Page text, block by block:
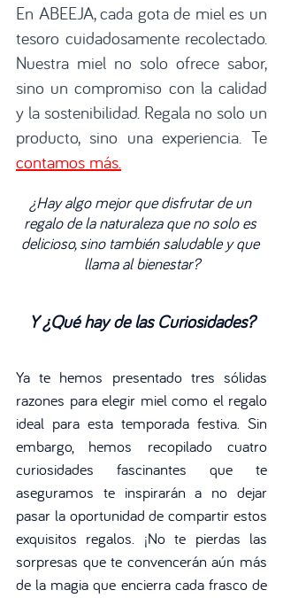
En ABEEJA, cada gota de miel es un
tesoro cuidadosamente recolectado.
Nuestra miel no solo ofrece sabor,
sino un compromiso con la calidad
y la sostenibilidad. Regala no solo un
contamos más.
¿Hay algo mejor que disfrutar de un
regalo de la naturaleza que no solo es
delicioso, sino también saludable y que
llama al bienestar?
Y ¿Qué hay de las Curiosidades?
Ya te hemos presentado tres sólidas
razones para elegir miel como el regalo
ideal para esta temporada festiva. Sin
embargo, hemos recopilado cuatro
curiosidades fascinantes que te
aseguramos te inspirarán a no dejar
pasar la oportunidad de compartir estos
exquisitos regalos. ¡No te pierdas las
sorpresas que te convencerán aún más
de la magia que encierra cada frasco de